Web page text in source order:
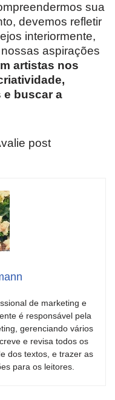
sua
devemos refletir
interiormente,
aspirações
artistas nos
buscar a
post
de marketing e
é responsável pela
gerenciando vários
e revisa todos os
dos textos, e trazer as
para os leitores.